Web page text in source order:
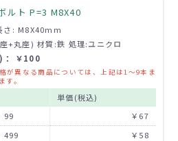
ルト P=3 M8X40
さ: M8X40mm
+丸座) 材質:鉄 処理:ユニクロ
： ￥100
が異なる商品については、上記は1～9本ま
す。
単価(税込)
99
￥67
499
￥58